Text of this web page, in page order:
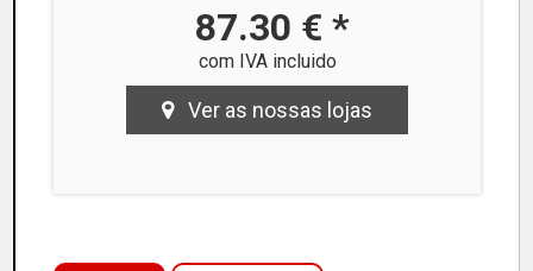
87.30 € *
com IVA incluido
Ver as nossas lojas